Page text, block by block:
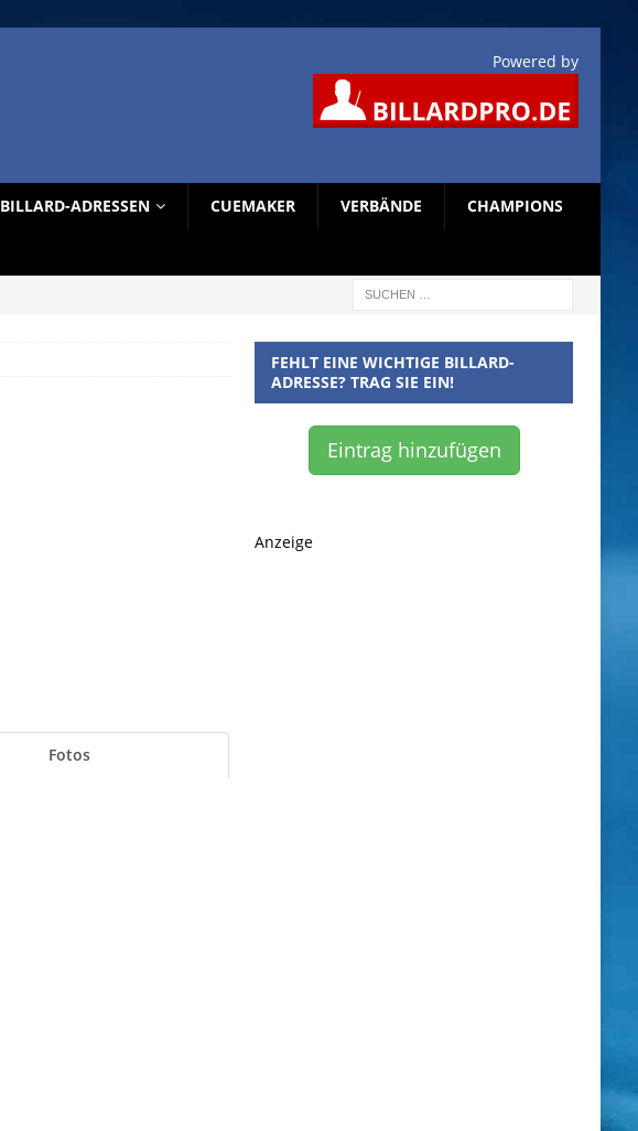
Powered by
BILLARD-ADRESSEN CUEMAKER VERBÄNDE CHAMPIONS
Fotos
FEHLT EINE WICHTIGE BILLARD-
ADRESSE? TRAG SIE EIN!
Eintrag hinzufügen
Anzeige